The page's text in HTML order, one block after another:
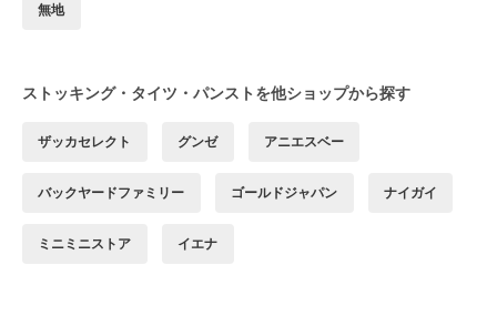
無地
ストッキング・タイツ・パンストを他ショップから探す
ザッカセレクト グンゼ アニエスベー
バックヤードファミリー ゴールドジャパン ナイガイ
ミニミニストア イエナ